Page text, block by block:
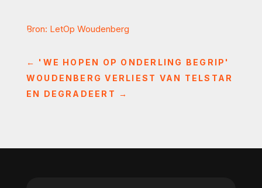
Bron: LetOp Woudenberg
← 'WE HOPEN OP ONDERLING BEGRIP'
WOUDENBERG VERLIEST VAN TELSTAR
EN DEGRADEERT →